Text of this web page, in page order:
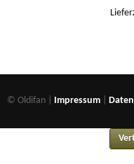
© Oldifan | Impressum